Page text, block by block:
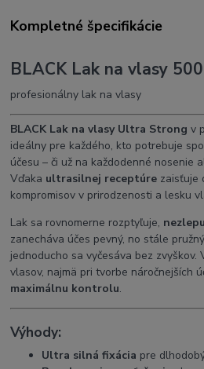
Kompletné špecifikácie
BLACK Lak na vlasy
profesionálny lak na vlasy
BLACK Lak na vlasy Ultra Strong v
ideálny pre každého, kto potrebuje
účesu – či už na každodenné nosenie
Vďaka ultrasilnej receptúre zaisťuje
kompromisov v prirodzenosti a lesku
Lak sa rovnomerne rozptyľuje,
zanecháva účes pevný, no stále
jednoducho sa vyčesáva bez
vlasov, najmä pri tvorbe náročnejších
maximálnu kontrolu.
Výhody:
Ultra silná fixácia pre